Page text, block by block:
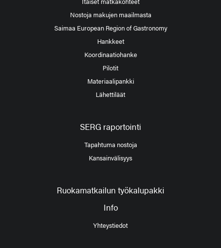
Nostoja makujen maailmasta
Saimaa European Region of Gastronomy
Hankkeet
Koordinaatiohanke
Pilotit
Materiaalipankki
Lähettiläät
SERG raportointi
Tapahtuma nostoja
Kansainvälisyys
Ruokamatkailun työkalupakki
Info
Yhteystiedot